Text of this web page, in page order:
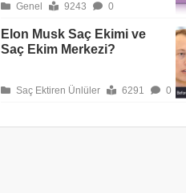
Genel 9243 0
Elon Musk Saç Ekimi ve
Saç Ekim Merkezi?
Saç Ektiren Ünlüler 6291 0